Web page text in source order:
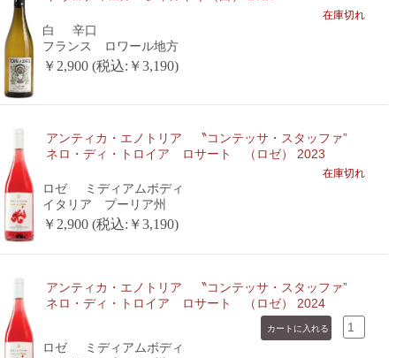
在庫切れ
白
辛口
フランス ロワール地方
￥2,900 (税込:￥3,190)
アンティカ・エノトリア 〝コンテッサ・スタッファ”
ネロ・ディ・トロイア ロサート （ロゼ） 2023
在庫切れ
ロゼ
ミディアムボディ
イタリア プーリア州
￥2,900 (税込:￥3,190)
アンティカ・エノトリア 〝コンテッサ・スタッファ”
ネロ・ディ・トロイア ロサート （ロゼ） 2024
ロゼ
ミディアムボディ